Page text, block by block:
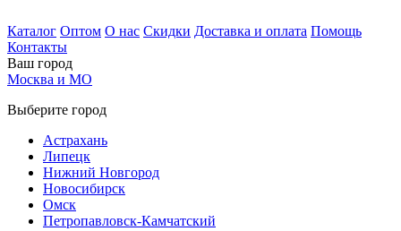
Каталог Оптом О нас Скидки Доставка и оплата Помощь
Контакты
Ваш город
Москва и МО
Выберите город
Астрахань
Липецк
Нижний Новгород
Новосибирск
Омск
Петропавловск-Камчатский